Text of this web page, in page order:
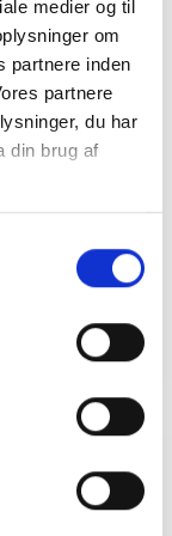
medier og til
om
partnere inden
partnere
du har
din brug af
Viden